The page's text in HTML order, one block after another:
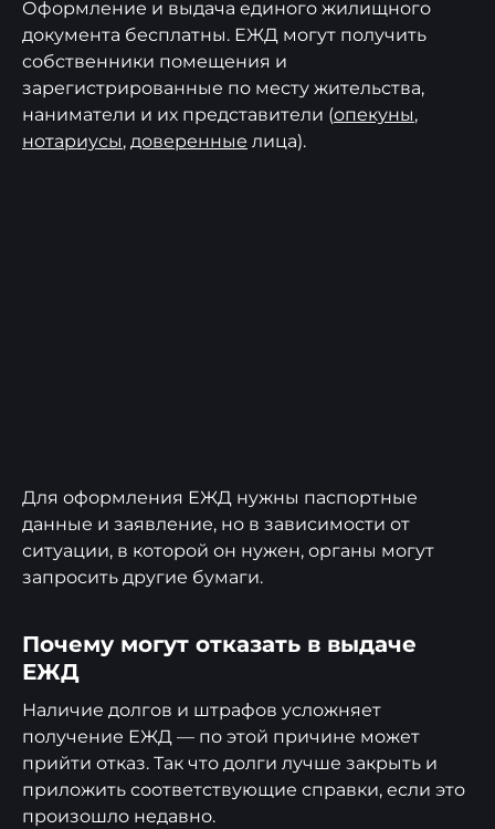
Оформление и выдача единого жилищного
документа бесплатны. ЕЖД могут получить
собственники помещения и
зарегистрированные по месту жительства,
наниматели и их представители (опекуны,
нотариусы, доверенные лица).
Для оформления ЕЖД нужны паспортные
данные и заявление, но в зависимости от
ситуации, в которой он нужен, органы могут
запросить другие бумаги.
Почему могут отказать в выдаче
ЕЖД
Наличие долгов и штрафов усложняет
получение ЕЖД — по этой причине может
прийти отказ. Так что долги лучше закрыть и
приложить соответствующие справки, если это
произошло недавно.